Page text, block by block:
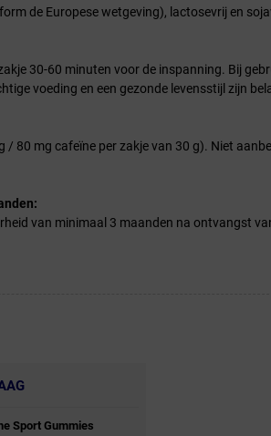
de Europese wetgeving), lactosevrij en
30-60 minuten voor de inspanning. Bij
voeding en een gezonde levensstijl zijn
/ 80 mg cafeïne per zakje van 30 g). Niet
van minimaal 3 maanden na ontvangst
Sport Gummies